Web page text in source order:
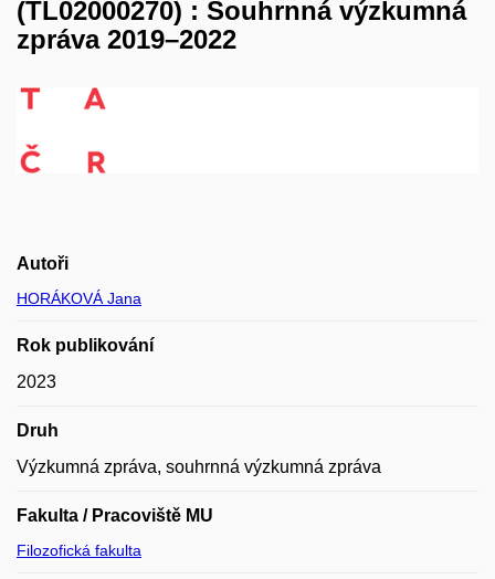
(TL02000270) : Souhrnná výzkumná
zpráva 2019–2022
Autoři
HORÁKOVÁ Jana
Rok publikování
2023
Druh
Výzkumná zpráva, souhrnná výzkumná zpráva
Fakulta / Pracoviště MU
Filozofická fakulta